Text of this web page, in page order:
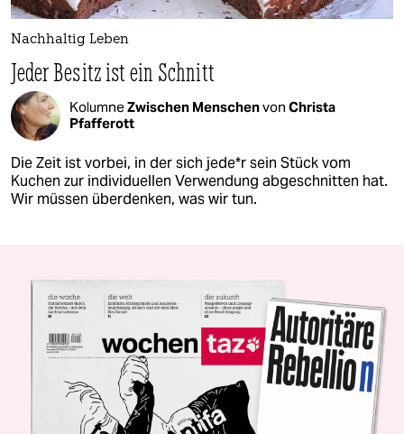
Nachhaltig Leben
Jeder Besitz ist ein Schnitt
KolumneZwischen Menschenvon Christa
Pfafferott
Die Zeit ist vorbei, in der sich jede*r sein Stück vom
Kuchen zur individuellen Verwendung abgeschnitten hat.
Wir müssen überdenken, was wir tun.